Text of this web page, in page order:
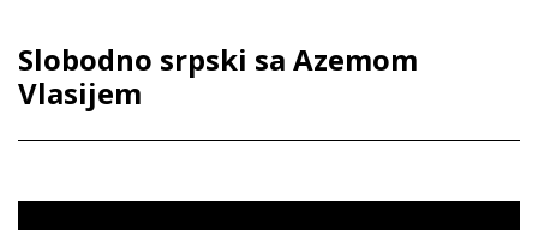
Slobodno srpski sa Azemom
Vlasijem